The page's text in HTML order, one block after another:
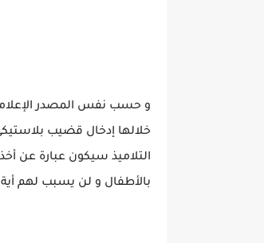
و حسب نفس المصدر الإعلامي
خلالها إدخال قضيب
التلاميذ سيكون عبارة عن
بالأطفال و لن يسبب لهم أية